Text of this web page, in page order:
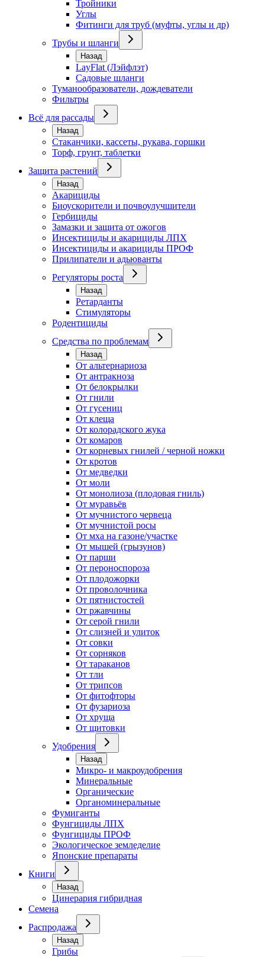
Тройники
Углы
Фитинги для труб (муфты, углы и др)
Трубы и шланги
Назад
LayFlat (Лэйфлэт)
Садовые шланги
Туманообразователи, дождеватели
Фильтры
Всё для рассады
Назад
Стаканчики, кассеты, рукава, горшки
Торф, грунт, таблетки
Защита растений
Назад
Акарициды
Биоускорители и почвоулучшители
Гербициды
Замазки и защита от ожогов
Инсектициды и акарициды ЛПХ
Инсектициды и акарициды ПРОФ
Прилипатели и адьюванты
Регуляторы роста
Назад
Ретарданты
Стимуляторы
Родентициды
Средства по проблемам
Назад
От альтернариоза
От антракноза
От белокрылки
От гнили
От гусениц
От клеща
От колорадского жука
От комаров
От корневых гнилей / черной ножки
От кротов
От медведки
От моли
От монолиоза (плодовая гниль)
От муравьёв
От мучнистого червеца
От мучнистой росы
От мха на газоне/участке
От мышей (грызунов)
От парши
От пероноспороза
От плодожорки
От проволочника
От пятнистостей
От ржавчины
От серой гнили
От слизней и улиток
От совки
От сорняков
От тараканов
От тли
От трипсов
От фитофторы
От фузариоза
От хруща
От щитовки
Удобрения
Назад
Микро- и макроудобрения
Минеральные
Органические
Органоминеральные
Фумиганты
Фунгициды ЛПХ
Фунгициды ПРОФ
Экологическое земледелие
Японские препараты
Книги
Назад
Цинерария гибридная
Семена
Распродажа
Назад
Грибы